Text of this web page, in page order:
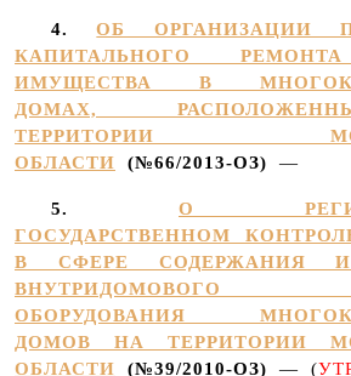
4.ОБ ОРГАНИЗАЦИИ
КАПИТАЛЬНОГО
ИМУЩЕСТВА В
ДОМАХ,
ТЕРРИТОРИИ
ОБЛАСТИ (№66/2013-ОЗ) —
5. О
ГОСУДАРСТВЕННОМ
В СФЕРЕ СОДЕРЖАНИЯ
ВНУТРИДОМОВОГО
ОБОРУДОВАНИЯ
ДОМОВ НА ТЕРРИТОРИИ
ОБЛАСТИ (№39/2010-ОЗ) — (